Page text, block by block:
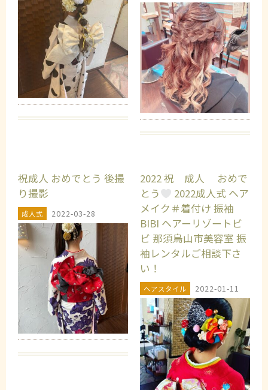
祝成人 おめでとう 後撮
り撮影
成人式 2022-03-28
2022 祝 成人 おめで
とう
2022成人式 ヘア
メイク＃着付け 振袖
BIBI ヘアーリゾートビ
ビ 那須烏山市美容室 振
袖レンタルご相談下さ
い！
ヘアスタイル 2022-01-11